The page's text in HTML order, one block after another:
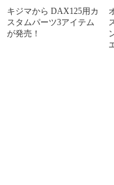
キジマから DAX125用カ
スタムパーツ3アイテム
が発売！